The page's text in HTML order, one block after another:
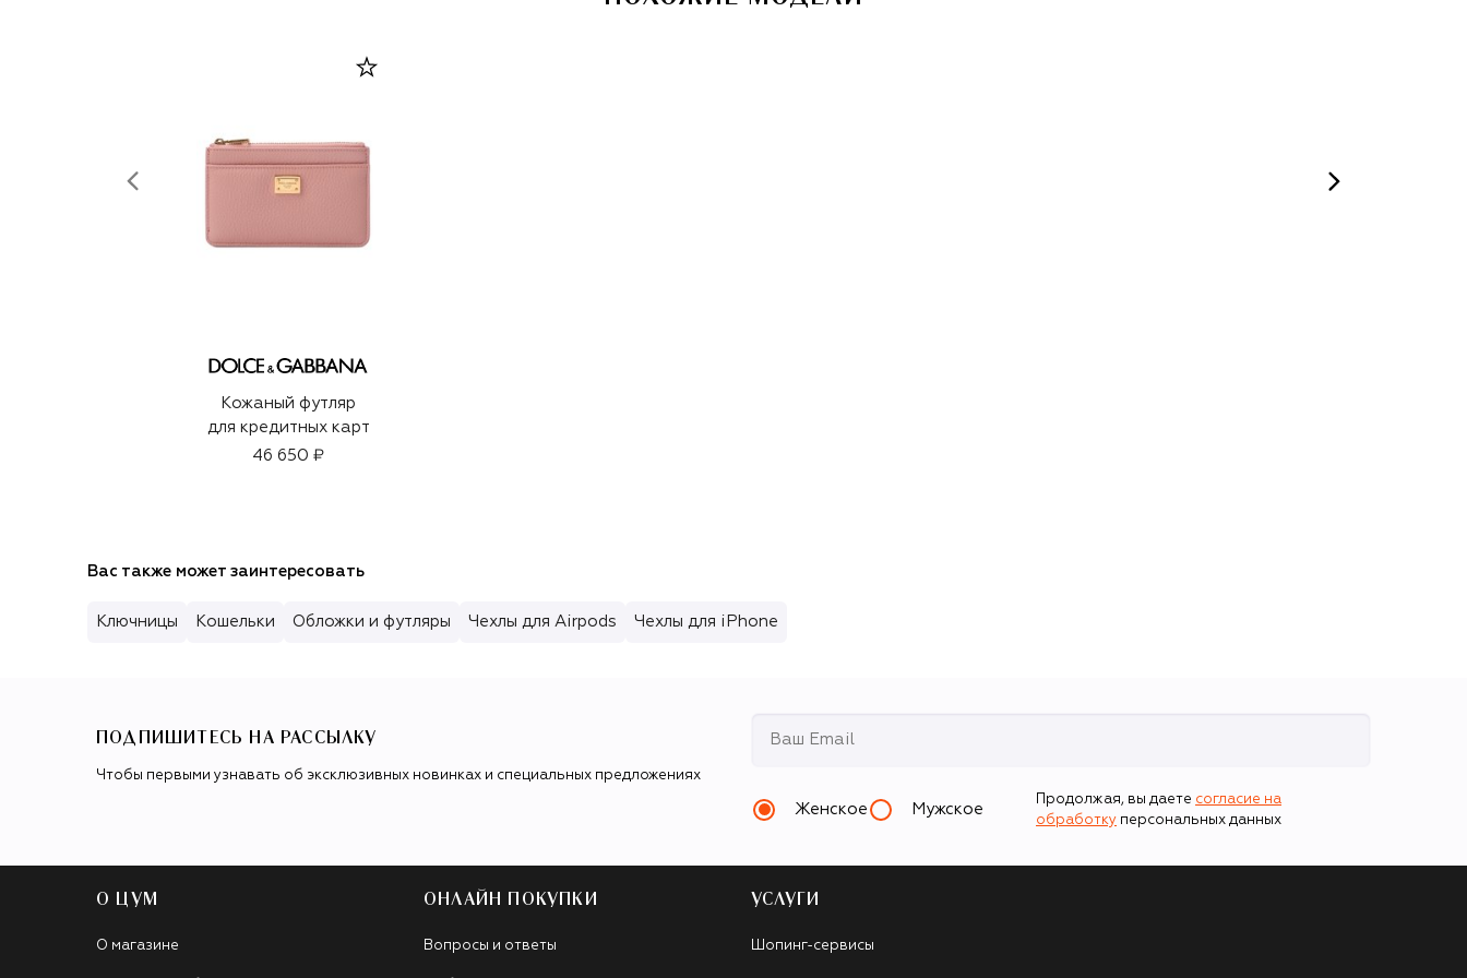
Кожаный футляр
для кредитных карт
46 650 ₽
Вас также может заинтересовать
Ключницы Кошельки Обложки и футляры Чехлы для Airpods Чехлы для iPhone
ПОДПИШИТЕСЬ НА РАССЫЛКУ
Чтобы первыми узнавать об эксклюзивных новинках и специальных предложениях
Женское Мужское
Продолжая, вы даете согласие на
обработку персональных данных
О ЦУМ
О магазине
ОНЛАЙН ПОКУПКИ
Вопросы и ответы
УСЛУГИ
Шопинг-сервисы